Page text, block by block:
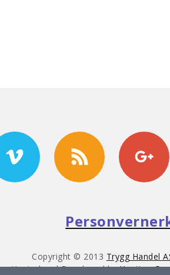
Copyright © 2013 Trygg Handel
Hosted and Developed byHosting-